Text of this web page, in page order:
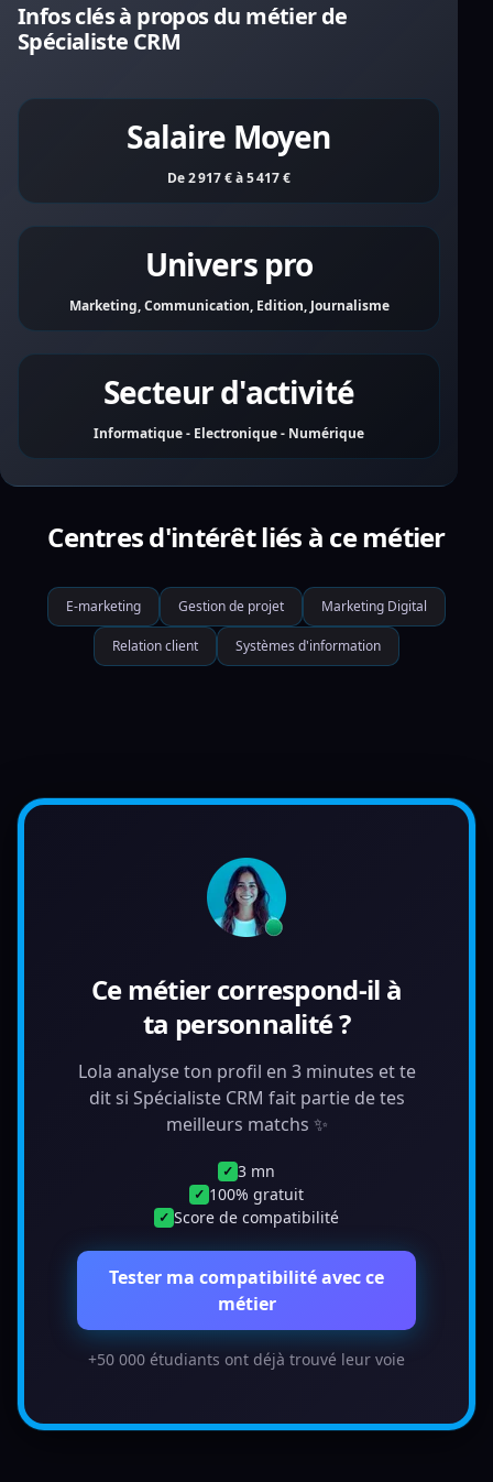
Infos clés à propos du métier de
Spécialiste CRM
Salaire Moyen
De 2 917 € à 5 417 €
Univers pro
Marketing, Communication, Edition, Journalisme
Secteur d'activité
Informatique - Electronique - Numérique
Centres d'intérêt liés à ce métier
E-marketing Gestion de projet Marketing Digital
Relation client Systèmes d'information
Ce métier correspond-il à
ta personnalité ?
Lola analyse ton profil en 3 minutes et te
dit si Spécialiste CRM fait partie de tes
meilleurs matchs ✨
✓ 3 mn
✓ 100% gratuit
✓ Score de compatibilité
Tester ma compatibilité avec ce
métier
+50 000 étudiants ont déjà trouvé leur voie